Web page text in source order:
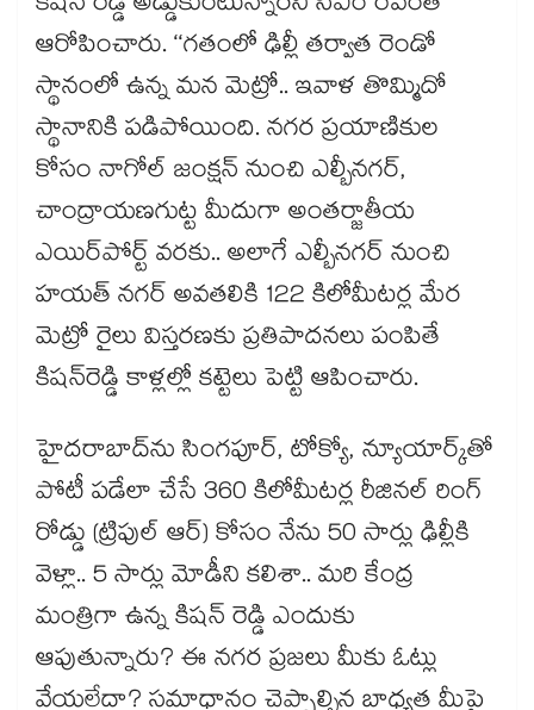
ఆరోపించారు. ‘‘గతంలో ఢిల్లీ తర్వాత రెండో
స్థానంలో ఉన్న మన మెట్రో.. ఇవాళ తొమ్మిదో
స్థానానికి పడిపోయింది. నగర ప్రయాణికుల
కోసం నాగోల్ జంక్షన్ నుంచి ఎల్బీనగర్,
చాంద్రాయణగుట్ట మీదుగా అంతర్జాతీయ
ఎయిర్‌‌‌‌పోర్ట్ వరకు.. అలాగే ఎల్బీనగర్ నుంచి
హయత్ నగర్ అవతలికి 122 కిలోమీటర్ల మేర
మెట్రో రైలు విస్తరణకు ప్రతిపాదనలు పంపితే
కిషన్‌‌రెడ్డి కాళ్లల్లో కట్టెలు పెట్టి ఆపించారు.
హైదరాబాద్‌‌ను సింగపూర్, టోక్యో, న్యూయార్క్‌‌తో
పోటీ పడేలా చేసే 360 కిలోమీటర్ల రీజినల్ రింగ్
రోడ్డు (ట్రిపుల్‌‌ ఆర్‌‌‌‌​) కోసం నేను 50 సార్లు ఢిల్లీకి
వెళ్లా.. 5 సార్లు మోడీని కలిశా.. మరి కేంద్ర
మంత్రిగా ఉన్న కిషన్ రెడ్డి ఎందుకు
ఆపుతున్నారు? ఈ నగర ప్రజలు మీకు ఓట్లు